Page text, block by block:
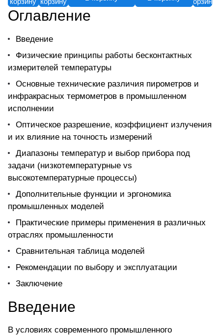
Оглавление
Введение
Физические принципы работы бесконтактных
измерителей температуры
Основные технические различия пирометров и
инфракрасных термометров в промышленном
исполнении
Оптическое разрешение, коэффициент излучения
и их влияние на точность измерений
Диапазоны температур и выбор прибора под
задачи (низкотемпературные vs
высокотемпературные процессы)
Дополнительные функции и эргономика
промышленных моделей
Практические примеры применения в различных
отраслях промышленности
Сравнительная таблица моделей
Рекомендации по выбору и эксплуатации
Заключение
Введение
В условиях современного промышленного